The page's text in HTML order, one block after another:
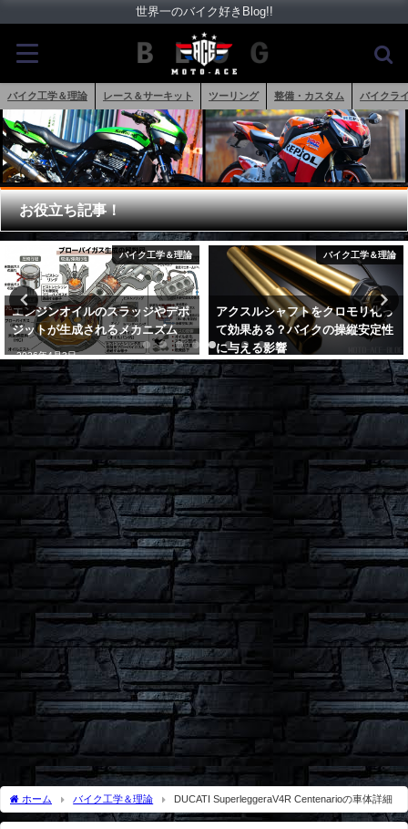
世界一のバイク好きBlog!!
バイク工学＆理論 レース＆サーキット ツーリング 整備・カスタム バイクラ
お役立ち記事！
バイク工学＆理論
アクスルシャフトをクロモリ化っ
て効果ある？バイクの操縦安定性
に与える影響
2019年2月28日
バイク工学＆理論
バイクのフロントサスセッティン
グ方法｜基本編
2017年12月8日
ホーム バイク工学＆理論 DUCATI SuperleggeraV4R Centenarioの車体詳細